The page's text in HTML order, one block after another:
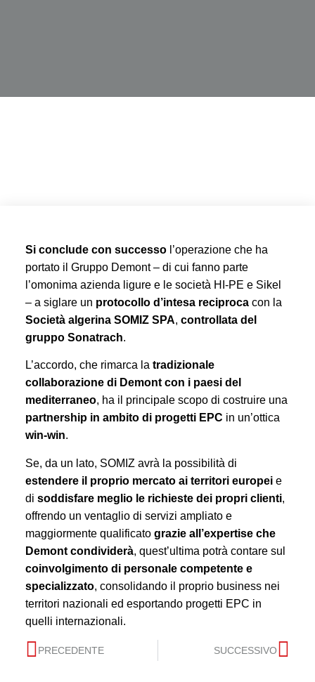
Si conclude con successol’operazione che ha
portato il Gruppo Demont – di cui fanno parte
l’omonima azienda ligure e le società HI-PE e Sikel
– a siglare un protocollo d’intesa reciprocacon la
Società algerina SOMIZSPA, controllata del
gruppo Sonatrach.
L’accordo, che rimarca la tradizionale
collaborazione di Demont con i paesi del
mediterraneo, ha il principale scopo di costruire una
partnership in ambito di progetti EPC in un’ottica
win-win.
Se, da un lato, SOMIZ avrà la possibilità di
estendere il proprio mercato ai territori europeie
di soddisfare meglio le richieste dei propri clienti,
offrendo un ventaglio di servizi ampliato e
maggiormente qualificato grazie all’expertise che
Demont condividerà, quest’ultima potrà contare sul
coinvolgimento di personale competente e
specializzato, consolidando il proprio business nei
territori nazionali ed esportando progetti EPC in
quelli internazionali.
PRECEDENTE SUCCESSIVO